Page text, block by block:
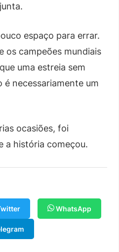
espaço para errar.
os campeões mundiais
uma estreia sem
necessariamente um
ocasiões, foi
a história começou.
WhatsApp